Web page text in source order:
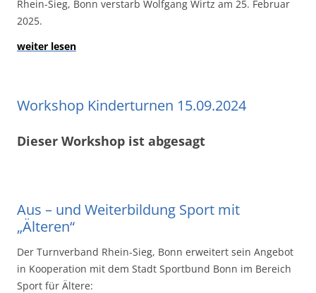
Rhein-Sieg, Bonn verstarb Wolfgang Wirtz am 25. Februar
2025.
weiter lesen
Workshop Kinderturnen 15.09.2024
Dieser Workshop ist abgesagt
Aus – und Weiterbildung Sport mit
„Älteren“
Der Turnverband Rhein-Sieg, Bonn erweitert sein Angebot
in Kooperation mit dem Stadt Sportbund Bonn im Bereich
Sport für Ältere: